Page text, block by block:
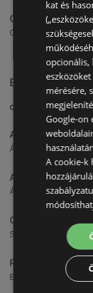
Coop Tisza
Győri utca 2 2, 9141
Egyéb
CÍM
Aldi
Ágfalvi út 4/A., 9400
ALDI
Ágfalvi út 4/a, 9400
CBA
Somfalvi u. 14., 9400
Reál
Besenyő u. 16., 9400
kat és
opcionális,
mérésére,
Google-on
A cookie-k